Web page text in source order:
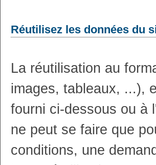
Réutilisez les données du
La réutilisation au
images, tableaux, ...),
fourni ci-dessous ou à
ne peut se faire que
conditions, une